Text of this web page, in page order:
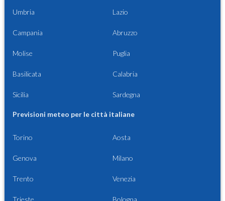
Umbria Lazio
Campania Abruzzo
Molise Puglia
Basilicata Calabria
Sicilia Sardegna
Previsioni meteo per le città italiane
Torino Aosta
Genova Milano
Trento Venezia
Trieste Bologna